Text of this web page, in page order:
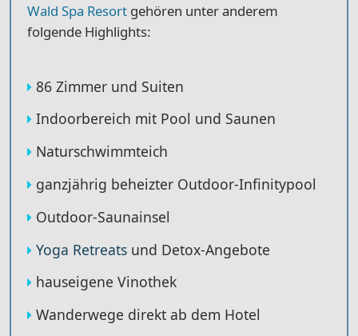
Wald Spa Resort gehören unter anderem
folgende Highlights:
86 Zimmer und Suiten
Indoorbereich mit Pool und Saunen
Naturschwimmteich
ganzjährig beheizter Outdoor-Infinitypool
Outdoor-Saunainsel
Yoga Retreatsund Detox-Angebote
hauseigene Vinothek
Wanderwege direkt ab dem Hotel